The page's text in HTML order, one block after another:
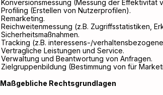
Konversionsmessung (Messung der Effektivität
Profiling (Erstellen von Nutzerprofilen).
Remarketing.
Reichweitenmessung (z.B. Zugriffsstatistiken,
Sicherheitsmaßnahmen.
Tracking (z.B. interessens-/
Vertragliche Leistungen und Service.
Verwaltung und Beantwortung von Anfragen.
Zielgruppenbildung (Bestimmung von für
Maßgebliche Rechtsgrundlagen